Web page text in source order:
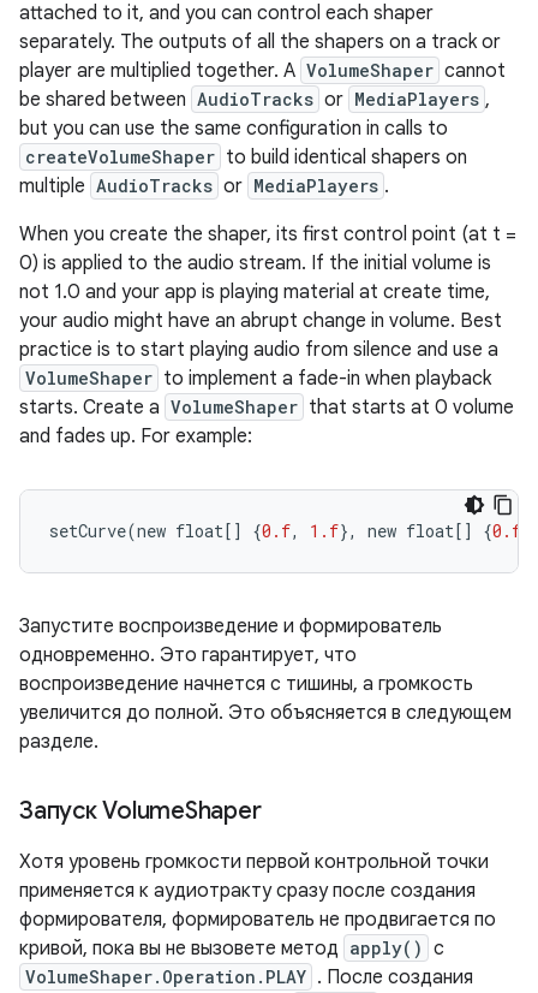
attached to it, and you can control each shaper
separately. The outputs of all the shapers on a track or
player are multiplied together. A VolumeShaper cannot
be shared between AudioTracks or MediaPlayers ,
but you can use the same configuration in calls to
createVolumeShaper to build identical shapers on
multiple AudioTracks or MediaPlayers .
When you create the shaper, its first control point (at t =
0) is applied to the audio stream. If the initial volume is
not 1.0 and your app is playing material at create time,
your audio might have an abrupt change in volume. Best
practice is to start playing audio from silence and use a
VolumeShaper to implement a fade-in when playback
starts. Create a VolumeShaper that starts at 0 volume
and fades up. For example:
setCurve(new float[] {0.f, 1.f}, new float[] {0.f
Запустите воспроизведение и формирователь
одновременно. Это гарантирует, что
воспроизведение начнется с тишины, а громкость
увеличится до полной. Это объясняется в следующем
разделе.
Запуск VolumeShaper
Хотя уровень громкости первой контрольной точки
применяется к аудиотракту сразу после создания
формирователя, формирователь не продвигается по
кривой, пока вы не вызовете метод apply() с
VolumeShaper.Operation.PLAY . После создания